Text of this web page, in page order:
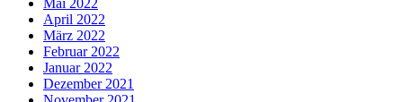
Mai 2022
April 2022
März 2022
Februar 2022
Januar 2022
Dezember 2021